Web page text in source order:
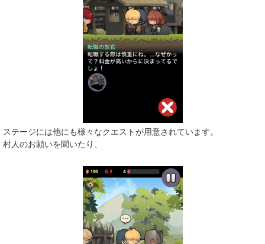
ステージには他にも様々なクエストが用意されています。
村人のお願いを聞いたり、